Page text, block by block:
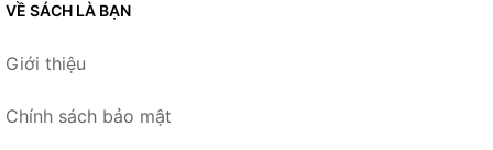
VỀ SÁCH LÀ BẠN
Giới thiệu
Chính sách bảo mật